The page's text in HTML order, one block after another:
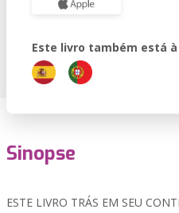
Este livro também está
Sinopse
ESTE LIVRO TRÁS EM SEU